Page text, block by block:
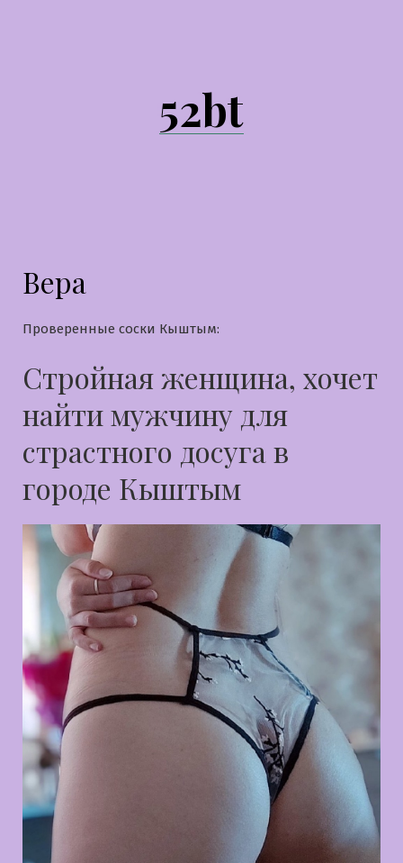
52bt
Вера
Проверенные соски Кыштым:
Стройная женщина, хочет
найти мужчину для
страстного досуга в
городе Кыштым